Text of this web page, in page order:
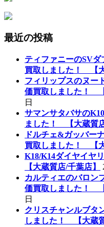
最近の投稿
ティファニーのSVダ
買取しました！ 【
フィリップスのヌー
価買取しました！
日
サマンサタバサの
ました！ 【大蔵質
ドルチェ&ガッバー
買取しました！ 【
K18/K14ダイヤイヤ
【大蔵質店/千葉店】
カルティエのバロン
価買取しました！
日
クリスチャンルブタ
しました！ 【大蔵